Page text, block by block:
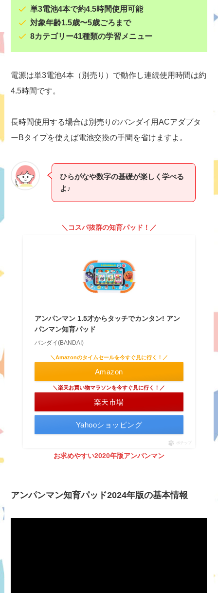
単3電池4本で約4.5時間使用可能
対象年齢1.5歳〜5歳ごろまで
8カテゴリー41種類の学習メニュー
電源は単3電池4本（別売り）で動作し連続使用時間は約
4.5時間です。
長時間使用する場合は別売りのバンダイ用ACアダプタ
ーBタイプを使えば電池交換の手間を省けますよ。
ひらがなや数字の基礎が楽しく学べる
よ♪
＼コスパ抜群の知育パッド！／
アンパンマン 1.5才からタッチでカンタン! アン
パンマン知育パッド
バンダイ(BANDAI)
＼Amazonのタイムセールを今すぐ見に行く！／
Amazon
＼楽天お買い物マラソンを今すぐ見に行く！／
楽天市場
Yahooショッピング
ポチップ
お求めやすい2020年版アンパンマン
アンパンマン知育パッド2024年版の基本情報